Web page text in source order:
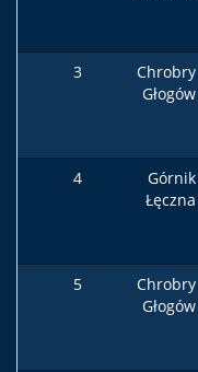
3
Chrobry
Głogów
4
Górnik
Łęczna
5
Chrobry
Głogów